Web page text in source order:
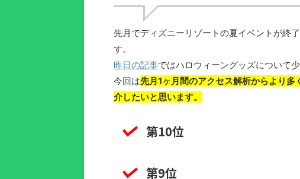
先月でディズニーリゾートの夏イベントが終
す。
昨日の記事ではハロウィーングッズについて少
今回は先月1ヶ月間のアクセス解析からより
介したいと思います。
第10位
第9位